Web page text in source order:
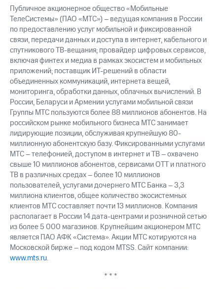
облигаций
Описание
Еврооблигации-2023
Уведомление
о
погашении
именных
облигаций
Другое
Регистратор
Реквизиты
Контакты
развитие
деловая этика
На главную
Публичное акционерное общество «Мобильные
ТелеСистемы» (ПАО «МТС») – ведущая компания в России
по предоставлению услуг мобильной и фиксированной
связи, передачи данных и доступа в интернет, кабельного и
спутникового ТВ-вещания; провайдер цифровых сервисов,
включая финтех и медиа в рамках экосистем и мобильных
приложений; поставщик ИТ-решений в области
объединенных коммуникаций, интернета вещей,
мониторинга, обработки данных, облачных вычислений. В
России, Беларуси и Армении услугами мобильной связи
Группы МТС пользуются более 88 миллионов абонентов. На
российском рынке мобильного бизнеса МТС занимает
лидирующие позиции, обслуживая крупнейшую 80-
миллионную абонентскую базу. Фиксированными услугами
МТС – телефонией, доступом в интернет и ТВ – охвачено
свыше 10 миллионов абонентов, сервисами OTT и платного
ТВ в различных средах – более 10 миллионов
пользователей, услугами дочернего МТС Банка – 3,3
миллиона клиентов, общее количество экосистемных
клиентов МТС составляет почти 13 миллионов. Компания
располагает в России 14 дата-центрами и розничной сетью
из более 5 000 магазинов. Крупнейшим акционером МТС
является ПАО АФК «Система». Акции МТС котируются на
Московской бирже – под кодом MTSS. Сайт компании:
www.mts.ru.
* * *